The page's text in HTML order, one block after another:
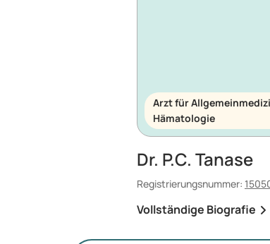
Arzt für
Hämatologie
Dr. P.C. Tanase
Registrierungsnummer:
Vollständige Biografie